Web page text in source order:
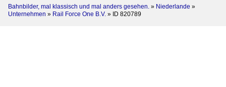
Bahnbilder, mal klassisch und mal anders gesehen. » Niederlande »
Unternehmen » Rail Force One B.V. » ID 820789